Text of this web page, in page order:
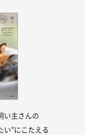
い主さんの
い”にこたえる